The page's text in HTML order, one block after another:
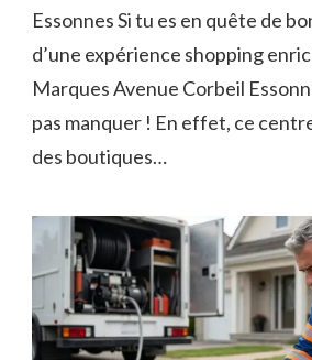
Essonnes Si tu es en quête de
d’une expérience shopping
Marques Avenue Corbeil
pas manquer ! En effet, ce
des boutiques…